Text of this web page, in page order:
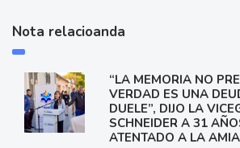
Nota relacioanda
“LA MEMORIA NO
VERDAD ES UNA
DUELE”, DIJO LA
SCHNEIDER A 31
ATENTADO A LA AMIA